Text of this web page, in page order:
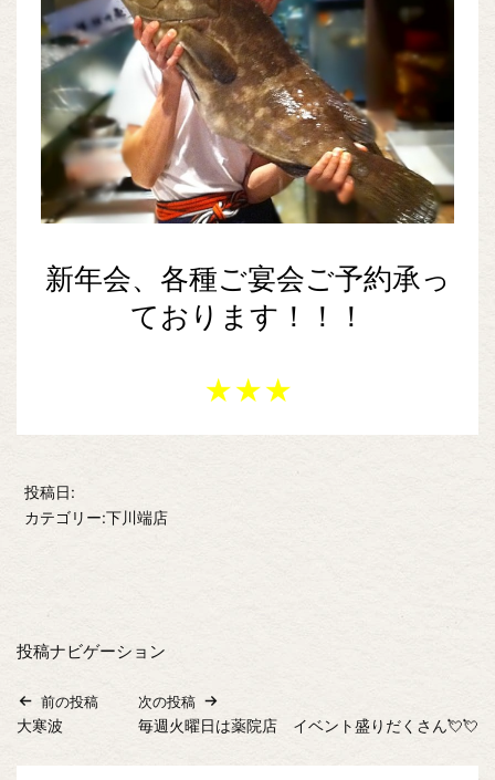
新年会、各種ご宴会ご予約承っ
ております！！！
★★★
投稿日:
カテゴリー:下川端店
投稿ナビゲーション
前の投稿
大寒波
次の投稿
毎週火曜日は薬院店 イベント盛りだくさん💘💘